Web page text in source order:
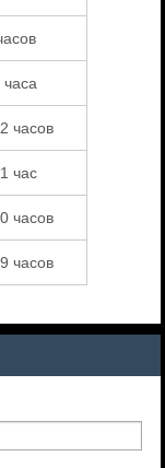
часов
час
часов
часов